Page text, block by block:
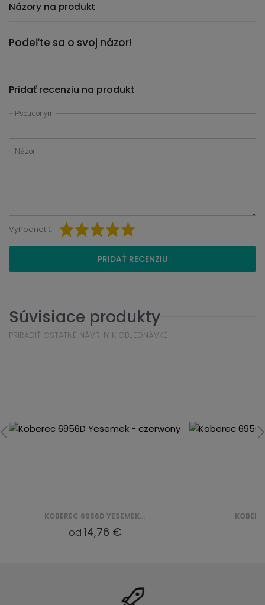
Názory na produkt
Podeľte sa o svoj názor!
Pridať recenziu na produkt
Pseudónym
Názor
Vyhodnotiť:
PRIDAŤ RECENZIU
Súvisiace produkty
PRIRADIŤ OSTATNÉ NÁVRHY K OBJEDNÁVKE
od14,76 €